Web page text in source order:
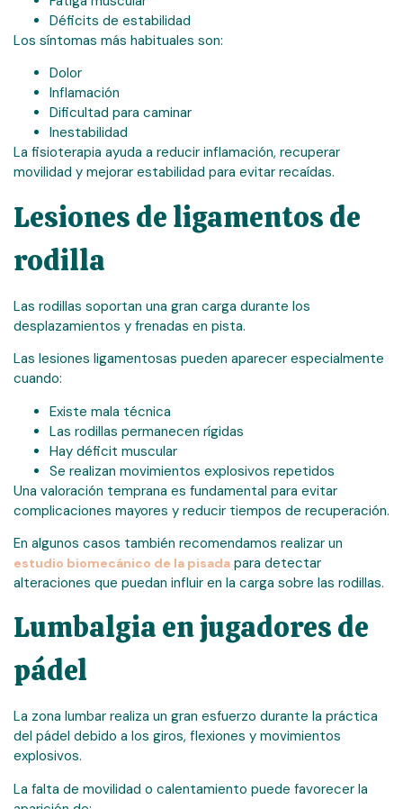
Déficits de estabilidad
Los síntomas más habituales son:
Dolor
Inflamación
Dificultad para caminar
Inestabilidad
La fisioterapia ayuda a reducir inflamación, recuperar
movilidad y mejorar estabilidad para evitar recaídas.
Lesiones de ligamentos de
rodilla
Las rodillas soportan una gran carga durante los
desplazamientos y frenadas en pista.
Las lesiones ligamentosas pueden aparecer especialmente
cuando:
Existe mala técnica
Las rodillas permanecen rígidas
Hay déficit muscular
Se realizan movimientos explosivos repetidos
Una valoración temprana es fundamental para evitar
complicaciones mayores y reducir tiempos de recuperación.
En algunos casos también recomendamos realizar un
estudio biomecánico de la pisada para detectar
alteraciones que puedan influir en la carga sobre las rodillas.
Lumbalgia en jugadores de
pádel
La zona lumbar realiza un gran esfuerzo durante la práctica
del pádel debido a los giros, flexiones y movimientos
explosivos.
La falta de movilidad o calentamiento puede favorecer la